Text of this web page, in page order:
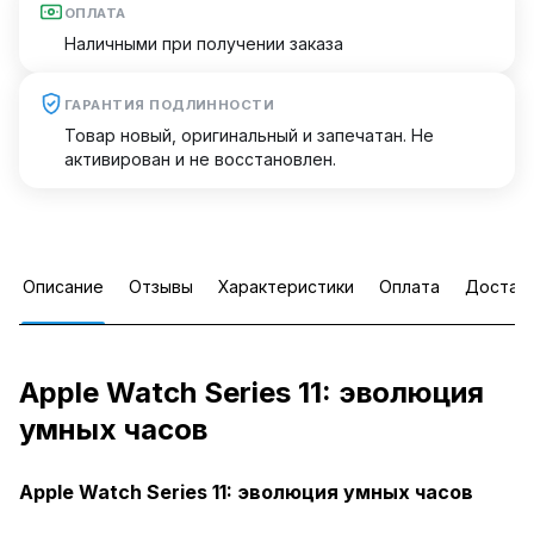
ОПЛАТА
Наличными при получении заказа
ГАРАНТИЯ ПОДЛИННОСТИ
Товар новый, оригинальный и запечатан. Не
активирован и не восстановлен.
Описание Отзывы Характеристики Оплата
Apple Watch Series 11: эволюция
умных часов
Apple Watch Series 11: эволюция умных часов